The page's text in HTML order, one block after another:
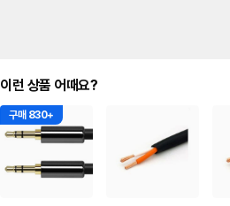
이런 상품 어때요?
구매 830+